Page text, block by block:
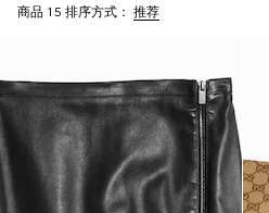
商品 15 排序方式： 推荐